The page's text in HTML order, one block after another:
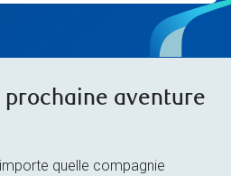
aventure
quelle compagnie